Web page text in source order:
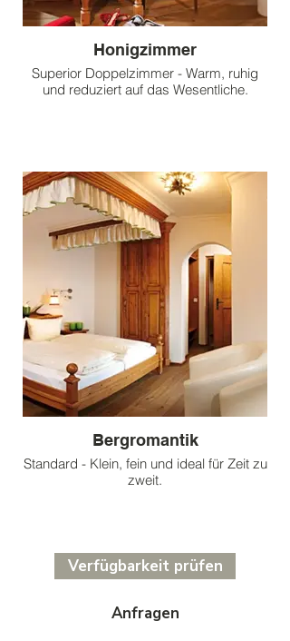
Honigzimmer
Superior Doppelzimmer - Warm, ruhig
und reduziert auf das Wesentliche.
Bergromantik
Standard - Klein, fein und ideal für Zeit zu
zweit.
Verfügbarkeit prüfen
Anfragen